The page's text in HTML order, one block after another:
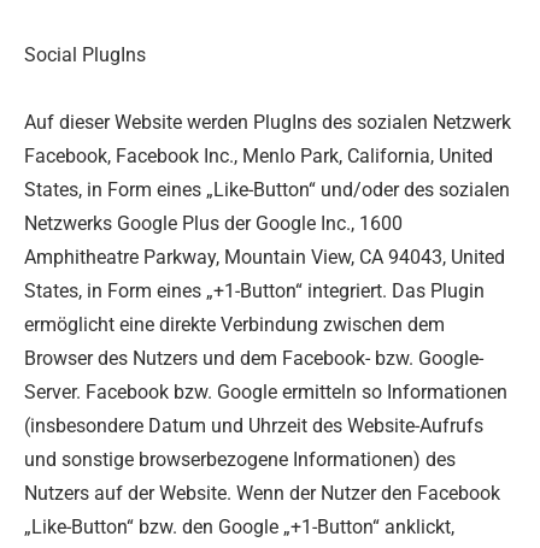
Social PlugIns
Auf dieser Website werden PlugIns des sozialen Netzwerk
Facebook, Facebook Inc., Menlo Park, California, United
States, in Form eines „Like-Button“ und/oder des sozialen
Netzwerks Google Plus der Google Inc., 1600
Amphitheatre Parkway, Mountain View, CA 94043, United
States, in Form eines „+1-Button“ integriert. Das Plugin
ermöglicht eine direkte Verbindung zwischen dem
Browser des Nutzers und dem Facebook- bzw. Google-
Server. Facebook bzw. Google ermitteln so Informationen
(insbesondere Datum und Uhrzeit des Website-Aufrufs
und sonstige browserbezogene Informationen) des
Nutzers auf der Website. Wenn der Nutzer den Facebook
„Like-Button“ bzw. den Google „+1-Button“ anklickt,